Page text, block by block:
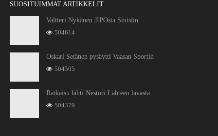
SUOSITUIMMAT ARTIKKELIT
Valtteri Nykänen JIPOsta Sinisiin
504614
Oskari Setänen pysäytti Vaasan Sportin
504505
Ratkaisu lähti Nestori Lähteen lavasta
504379